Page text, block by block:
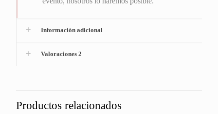
Información adicional
Valoraciones 2
Productos relacionados